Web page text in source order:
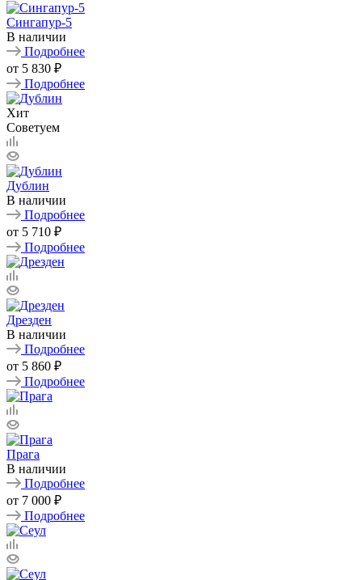
Сингапур-5
В наличии
Подробнее
от 5 830 ₽
Подробнее
Хит
Советуем
Дублин
В наличии
Подробнее
от 5 710 ₽
Подробнее
Дрезден
В наличии
Подробнее
от 5 860 ₽
Подробнее
Прага
В наличии
Подробнее
от 7 000 ₽
Подробнее